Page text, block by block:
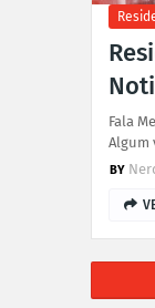
Fala
Algum